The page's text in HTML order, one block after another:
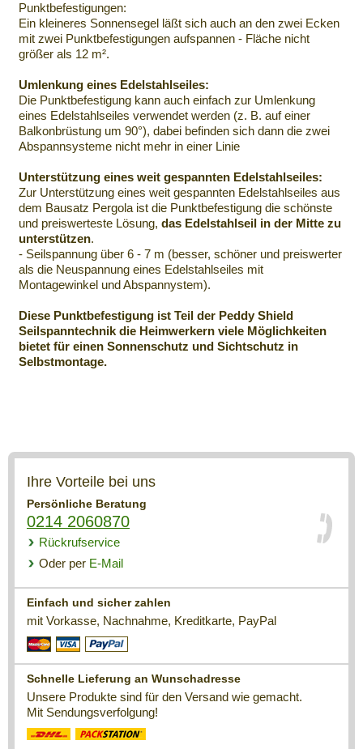
Punktbefestigungen:
Ein kleineres Sonnensegel läßt sich auch an den zwei Ecken
mit zwei Punktbefestigungen aufspannen - Fläche nicht
größer als 12 m².
Umlenkung eines Edelstahlseiles:
Die Punktbefestigung kann auch einfach zur Umlenkung
eines Edelstahlseiles verwendet werden (z. B. auf einer
Balkonbrüstung um 90°), dabei befinden sich dann die zwei
Abspannsysteme nicht mehr in einer Linie
Unterstützung eines weit gespannten Edelstahlseiles:
Zur Unterstützung eines weit gespannten Edelstahlseiles aus
dem Bausatz Pergola ist die Punktbefestigung die schönste
und preiswerteste Lösung, das Edelstahlseil in der Mitte zu
unterstützen.
- Seilspannung über 6 - 7 m (besser, schöner und preiswerter
als die Neuspannung eines Edelstahlseiles mit
Montagewinkel und Abspannystem).
Diese Punktbefestigung ist Teil der Peddy Shield
Seilspanntechnik die Heimwerkern viele Möglichkeiten
bietet für einen Sonnenschutz und Sichtschutz in
Selbstmontage.
Ihre Vorteile bei uns
Persönliche Beratung
0214 2060870
Rückrufservice
Oder per E-Mail
Einfach und sicher zahlen
mit Vorkasse, Nachnahme, Kreditkarte, PayPal
Schnelle Lieferung an Wunschadresse
Unsere Produkte sind für den Versand wie gemacht.
Mit Sendungsverfolgung!